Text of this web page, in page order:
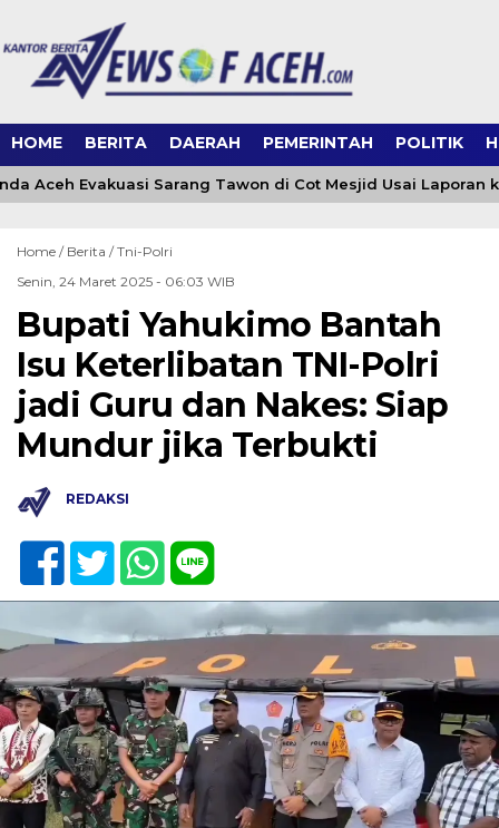
HOME BERITA DAERAH PEMERINTAH POLITIK
Aceh Evakuasi Sarang Tawon di Cot Mesjid Usai Laporan ke
Home / Berita /Tni-Polri
Senin, 24 Maret 2025 - 06:03 WIB
Bupati Yahukimo Bantah
Isu Keterlibatan TNI-Polri
jadi Guru dan Nakes: Siap
Mundur jika Terbukti
REDAKSI